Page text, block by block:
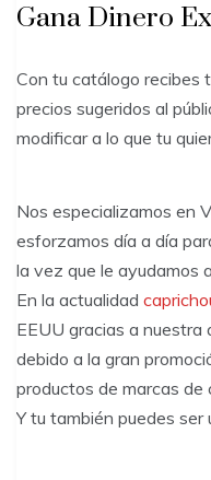
Gana Dinero
Con tu catálogo recibes
precios sugeridos al
modificar a lo que tu
Nos especializamos en
esforzamos día a día
la vez que le ayudamos
En la actualidad
EEUU gracias a nuestra
debido a la gran
productos de marcas de
Y tu también puedes ser